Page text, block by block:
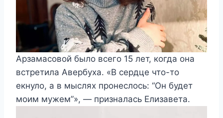
Арзамасовой было всего 15 лет, когда она
встретила Авербуха. «В сердце что-то
екнуло, а в мыслях пронеслось: “Он будет
моим мужем”», — призналась Елизавета.